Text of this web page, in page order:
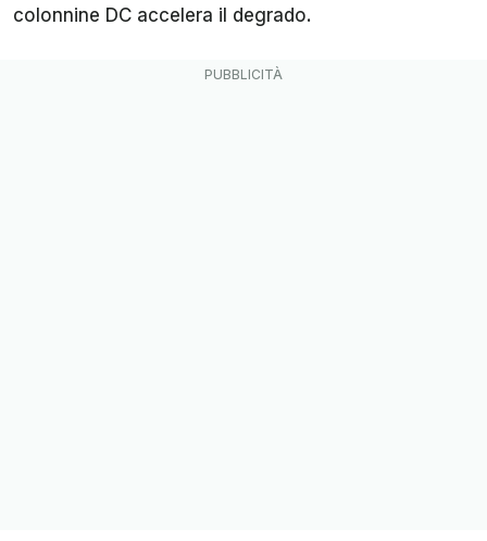
colonnine DC accelera il degrado.